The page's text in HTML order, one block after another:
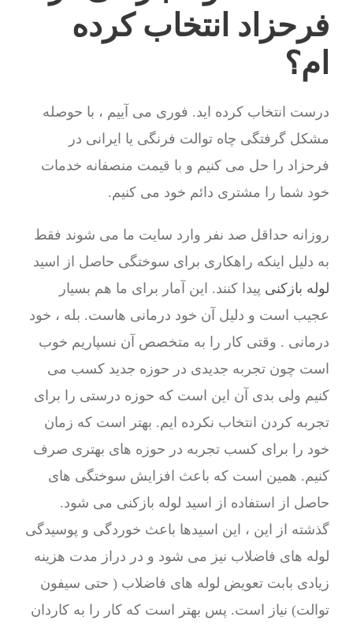
فرحزاد انتخاب کرده
ام؟
درست انتخاب کرده اید. فوری می آییم ، با حوصله
مشکل گرفتگی چاه توالت فرنگی یا ایرانی در
فرحزاد را حل می کنیم و با قیمت منصفانه خدمات
خود شما را مشتری دائم خود می کنیم.
روزانه حداقل صد نفر وارد سایت ما می شوند فقط
به دلیل اینکه راهکاری برای سوختگی حاصل از اسید
لوله بازکنی پیدا کنند. این آمار برای ما هم بسیار
عجیب است و دلیل آن خود درمانی هاست. بله ، خود
درمانی . وقتی کار را به متخصص آن نسپاریم خوب
است چون تجربه جدیدی در حوزه جدید کسب می
کنیم ولی بدی آن این است که حوزه درستی را برای
تجربه کردن انتخاب نکرده ایم. بهتر است که زمان
خود را برای کسب تجربه در حوزه های بهتری صرف
کنیم. همین است که باعث افزایش سوختگی های
حاصل از استفاده از اسید لوله بازکنی می شود.
گذشته از این ، این اسیدها باعث خوردگی و پوسیدگی
لوله های فاضلاب نیز می شود و در دراز مدت هزینه
زیادی بابت تعویض لوله های فاضلاب ( حتی سیفون
توالت) نیاز است. پس بهتر است که کار را به کاردان